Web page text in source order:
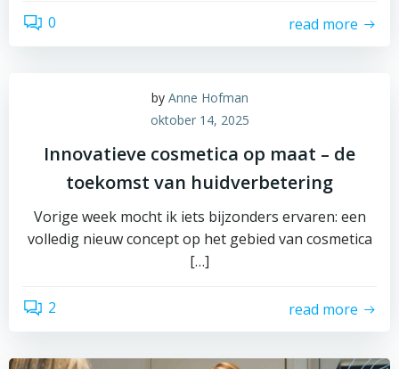
0 read more
by Anne Hofman
oktober 14, 2025
Innovatieve cosmetica op maat – de
toekomst van huidverbetering
Vorige week mocht ik iets bijzonders ervaren: een
volledig nieuw concept op het gebied van cosmetica
[…]
2 read more